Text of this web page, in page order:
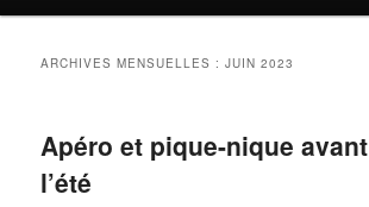
ARCHIVES MENSUELLES :JUIN 2023
Apéro et pique-nique avant
l’été